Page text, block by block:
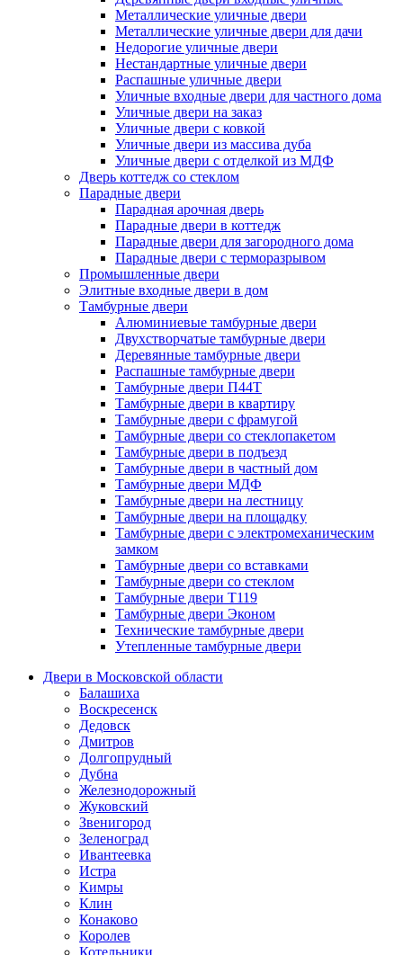
Металлические уличные двери
Металлические уличные двери для дачи
Недорогие уличные двери
Нестандартные уличные двери
Распашные уличные двери
Уличные входные двери для частного дома
Уличные двери на заказ
Уличные двери с ковкой
Уличные двери из массива дуба
Уличные двери с отделкой из МДФ
Дверь коттедж со стеклом
Парадные двери
Парадная арочная дверь
Парадные двери в коттедж
Парадные двери для загородного дома
Парадные двери с терморазрывом
Промышленные двери
Элитные входные двери в дом
Тамбурные двери
Алюминиевые тамбурные двери
Двухстворчатые тамбурные двери
Деревянные тамбурные двери
Распашные тамбурные двери
Тамбурные двери П44Т
Тамбурные двери в квартиру
Тамбурные двери с фрамугой
Тамбурные двери со стеклопакетом
Тамбурные двери в подъезд
Тамбурные двери в частный дом
Тамбурные двери МДФ
Тамбурные двери на лестницу
Тамбурные двери на площадку
Тамбурные двери с электромеханическим
замком
Тамбурные двери со вставками
Тамбурные двери со стеклом
Тамбурные двери Т119
Тамбурные двери Эконом
Технические тамбурные двери
Утепленные тамбурные двери
Двери в Московской области
Балашиха
Воскресенск
Дедовск
Дмитров
Долгопрудный
Дубна
Железнодорожный
Жуковский
Звенигород
Зеленоград
Ивантеевка
Истра
Кимры
Клин
Конаково
Королев
Котельники